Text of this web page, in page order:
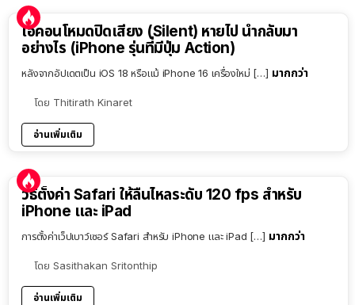
ไอคอนโหมดปิดเสียง (Silent) หายไป นำกลับมา
อย่างไร (iPhone รุ่นที่มีปุ่ม Action)
หลังจากอัปเดตเป็น iOS 18 หรือแม้ iPhone 16 เครื่องใหม่ […] มากกว่า
โดย Thitirath Kinaret
อ่านเพิ่มเติม
วิธีตั้งค่า Safari ให้ลื่นไหลระดับ 120 fps สำหรับ
iPhone และ iPad
การตั้งค่าเว็ปเบาว์เซอร์ Safari สำหรับ iPhone และ iPad […] มากกว่า
โดย Sasithakan Sritonthip
อ่านเพิ่มเติม